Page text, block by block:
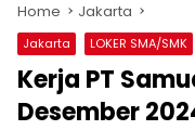
Home Jakarta
Jakarta LOKER SMA/SMK
Kerja PT
Desember